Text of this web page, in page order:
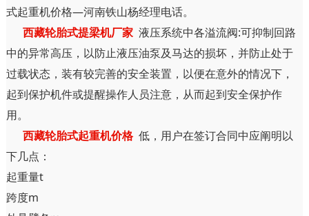
式起重机价格—河南铁山杨经理电话。
西藏轮胎式提梁机厂家 液压系统中各溢流阀:可抑制回路
中的异常高压，以防止液压油泵及马达的损坏，并防止处于
过载状态，装有较完善的安全装置，以便在意外的情况下，
起到保护机件或提醒操作人员注意，从而起到安全保护作
用。
西藏轮胎式起重机价格 低，用户在签订合同中应阐明以
下几点：
起重量t
跨度m